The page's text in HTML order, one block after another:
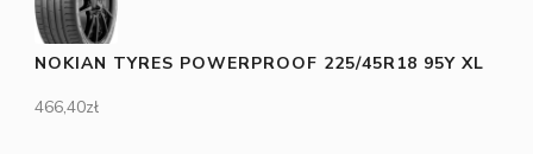
NOKIAN TYRES POWERPROOF 225/45R18 95Y XL
466,40zł